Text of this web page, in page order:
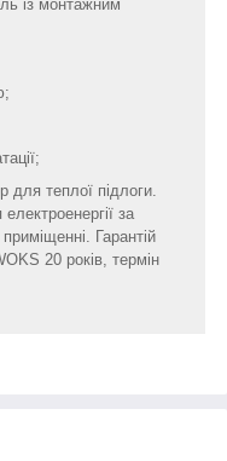
із монтажним
для теплої підлоги.
за
Гарантій
20 років, термін